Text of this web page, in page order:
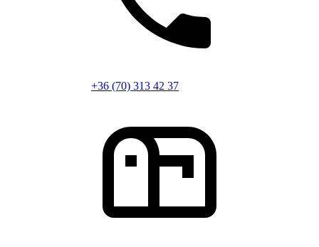
+36 (70) 313 42 37